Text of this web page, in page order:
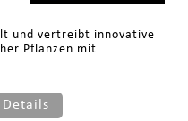
und vertreibt innovative
Pflanzen mit